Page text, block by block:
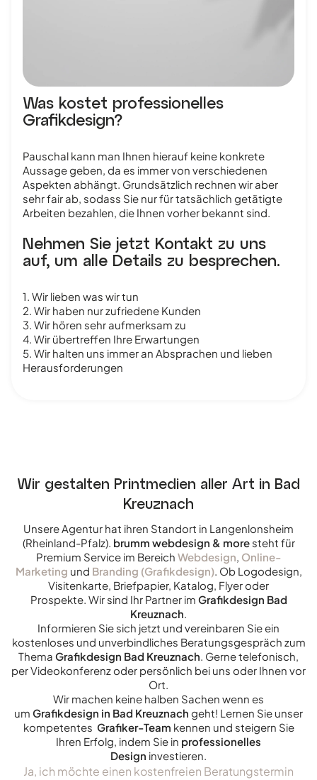
Was kostet professionelles
Grafikdesign?
Pauschal kann man Ihnen hierauf keine konkrete
Aussage geben, da es immer von verschiedenen
Aspekten abhängt. Grundsätzlich rechnen wir aber
sehr fair ab, sodass Sie nur für tatsächlich getätigte
Arbeiten bezahlen, die Ihnen vorher bekannt sind.
Nehmen Sie jetzt Kontakt zu uns
auf, um alle Details zu besprechen.
1. Wir lieben was wir tun
2. Wir haben nur zufriedene Kunden
3. Wir hören sehr aufmerksam zu
4. Wir übertreffen Ihre Erwartungen
5. Wir halten uns immer an Absprachen und lieben
Herausforderungen
Wir gestalten Printmedien aller Art in Bad
Kreuznach
Unsere Agentur hat ihren Standort in Langenlonsheim
(Rheinland-Pfalz). brumm webdesign & moresteht für
Premium Service im Bereich Webdesign, Online-
Marketing und Branding (Grafikdesign). Ob Logodesign,
Visitenkarte, Briefpapier, Katalog, Flyer oder
Prospekte. Wir sind Ihr Partner im Grafikdesign Bad
Kreuznach.
Informieren Sie sich jetzt und vereinbaren Sie ein
kostenloses und unverbindliches Beratungsgespräch zum
Thema Grafikdesign Bad Kreuznach. Gerne telefonisch,
per Videokonferenz oder persönlich bei uns oder Ihnen vor
Ort.
Wir machen keine halben Sachen wenn es
um Grafikdesign in Bad Kreuznach geht! Lernen Sie unser
kompetentes Grafiker-Team kennen und steigern Sie
Ihren Erfolg, indem Sie in professionelles
Design investieren.
Ja, ich möchte einen kostenfreien Beratungstermin